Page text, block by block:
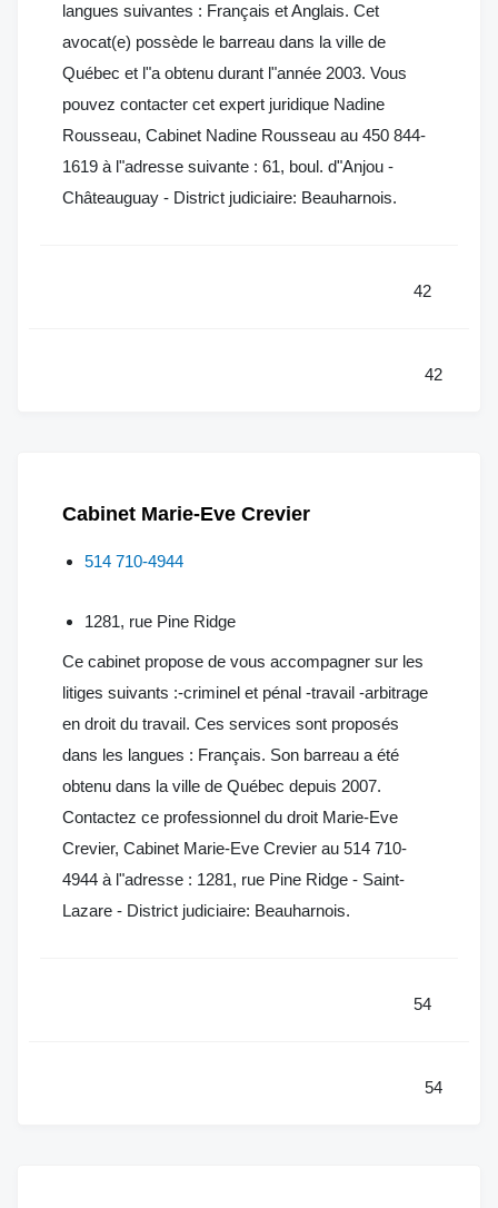
langues suivantes : Français et Anglais. Cet
avocat(e) possède le barreau dans la ville de
Québec et l"a obtenu durant l"année 2003. Vous
pouvez contacter cet expert juridique Nadine
Rousseau, Cabinet Nadine Rousseau au 450 844-
1619 à l"adresse suivante : 61, boul. d"Anjou -
Châteauguay - District judiciaire: Beauharnois.
42
42
Cabinet Marie-Eve Crevier
514 710-4944
1281, rue Pine Ridge
Ce cabinet propose de vous accompagner sur les
litiges suivants :-criminel et pénal -travail -arbitrage
en droit du travail. Ces services sont proposés
dans les langues : Français. Son barreau a été
obtenu dans la ville de Québec depuis 2007.
Contactez ce professionnel du droit Marie-Eve
Crevier, Cabinet Marie-Eve Crevier au 514 710-
4944 à l"adresse : 1281, rue Pine Ridge - Saint-
Lazare - District judiciaire: Beauharnois.
54
54